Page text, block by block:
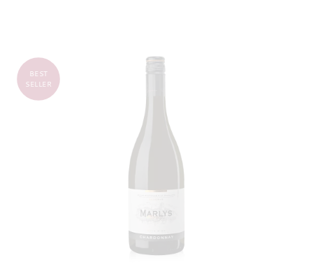
BEST
SELLER